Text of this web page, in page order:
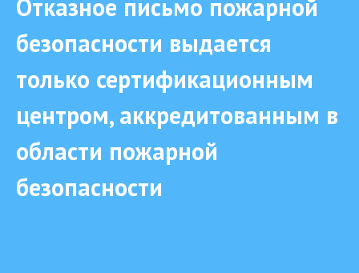
Отказное письмо пожарной
безопасности выдается
только сертификационным
центром, аккредитованным в
области пожарной
безопасности